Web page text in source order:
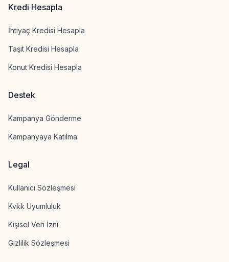
Kredi Hesapla
İhtiyaç Kredisi Hesapla
Taşıt Kredisi Hesapla
Konut Kredisi Hesapla
Destek
Kampanya Gönderme
Kampanyaya Katılma
Legal
Kullanıcı Sözleşmesi
Kvkk Uyumluluk
Kişisel Veri İzni
Gizlilik Sözleşmesi